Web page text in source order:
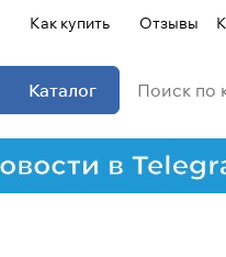
Как купить Отзывы
Каталог